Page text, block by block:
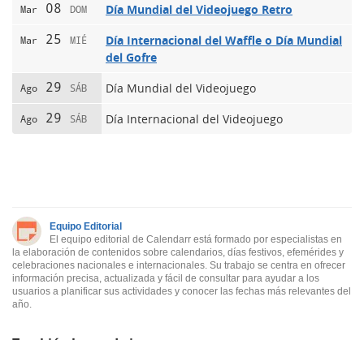
Mar 08 DOM Día Mundial del Videojuego Retro
Mar 25 MIÉ
Día Internacional del Waffle o Día Mundial
del Gofre
Ago 29 SÁB Día Mundial del Videojuego
Ago 29 SÁB Día Internacional del Videojuego
Equipo Editorial
El equipo editorial de Calendarr está formado por especialistas en
la elaboración de contenidos sobre calendarios, días festivos, efemérides y
celebraciones nacionales e internacionales. Su trabajo se centra en ofrecer
información precisa, actualizada y fácil de consultar para ayudar a los
usuarios a planificar sus actividades y conocer las fechas más relevantes del
año.